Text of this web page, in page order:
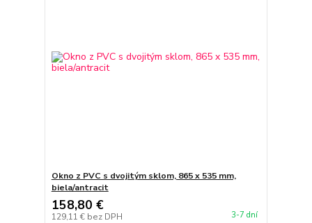
Okno z PVC s dvojitým sklom, 865 x 535 mm,
biela/antracit
158,80 €
129,11 € bez DPH 3-7 dní